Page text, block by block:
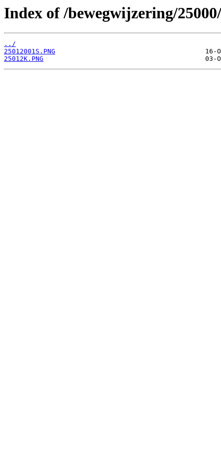
Index of /bewegwijzering/
../
25012001S.PNG
25012K.PNG